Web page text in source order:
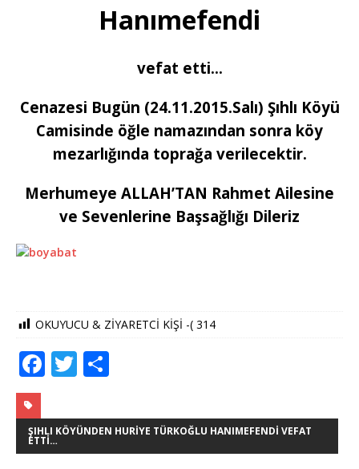
Hanımefendi
vefat etti…
Cenazesi Bugün (24.11.2015.Salı) Şıhlı Köyü
Camisinde öğle namazından sonra köy
mezarlığında toprağa verilecektir.
Merhumeye ALLAH’TAN Rahmet Ailesine
ve Sevenlerine Başsağlığı Dileriz
OKUYUCU & ZİYARETCİ KİŞİ -( 314
F
c
e
T
it
te
ar
e
ŞIHLI KÖYÜNDEN HURIYE TÜRKOĞLU HANIMEFENDI VEFAT
ETTI…